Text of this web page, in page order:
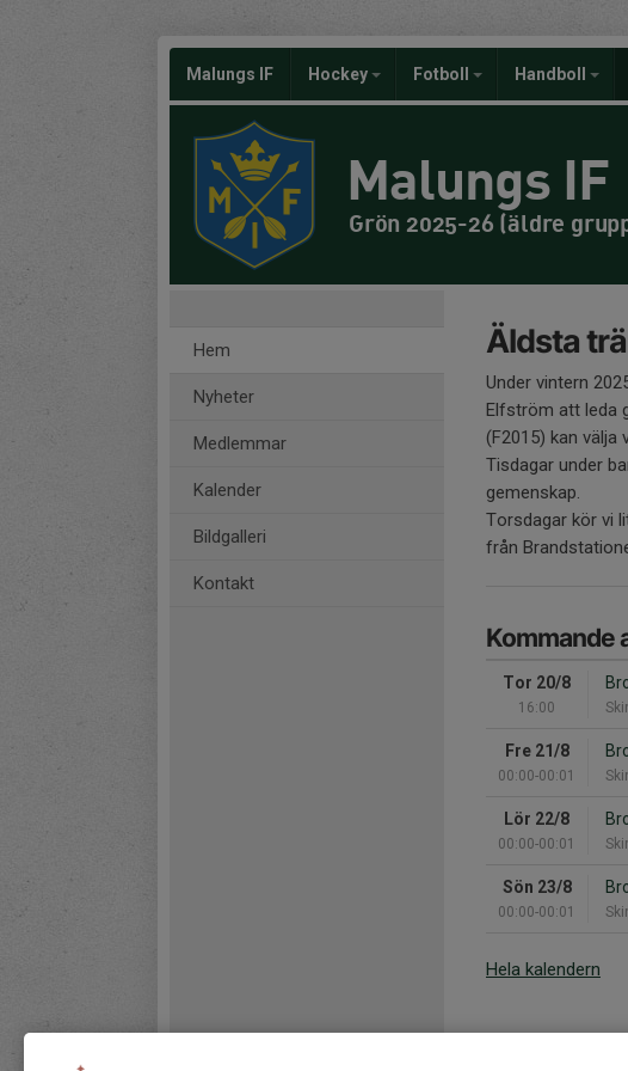
Malungs IF Hockey Fotboll Handboll
Malungs IF
Grön 2025-26 (äldre
Hem
Nyheter
Medlemmar
Kalender
Bildgalleri
Kontakt
Äldsta
Under vintern
Elfström att leda
(F2015) kan välja
Tisdagar under
gemenskap.
Torsdagar kör vi
från
Kommande
Tor 20/8
16:00
Fre 21/8
00:00-00:01
Lör 22/8
00:00-00:01
Sön 23/8
00:00-00:01
Hela kalendern